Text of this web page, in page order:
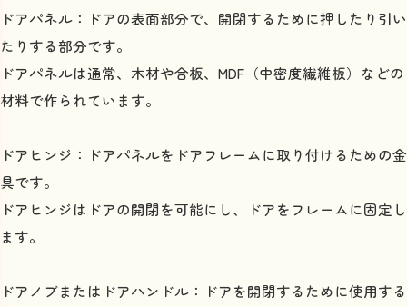
ドアパネル：ドアの表面部分で、開閉するために押したり引い
たりする部分です。
ドアパネルは通常、木材や合板、MDF（中密度繊維板）などの
材料で作られています。
ドアヒンジ：ドアパネルをドアフレームに取り付けるための金
具です。
ドアヒンジはドアの開閉を可能にし、ドアをフレームに固定し
ます。
ドアノブまたはドアハンドル：ドアを開閉するために使用する